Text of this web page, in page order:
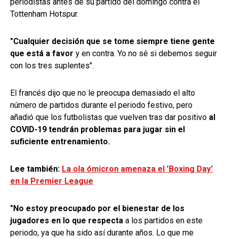
Tottenham Hotspur.
"Cualquier decisión que se tome siempre tiene gente
que está a favor y en contra. Yo no sé si debemos seguir
con los tres suplentes".
El francés dijo que no le preocupa demasiado el alto
número de partidos durante el periodo festivo, pero
añadió que los futbolistas que vuelven tras dar positivo al
COVID-19 tendrán problemas para jugar sin el
suficiente entrenamiento.
Lee también: La ola ómicron amenaza el 'Boxing Day'
en la Premier League
"No estoy preocupado por el bienestar de los
jugadores en lo que respecta a los partidos en este
periodo, ya que ha sido así durante años. Lo que me